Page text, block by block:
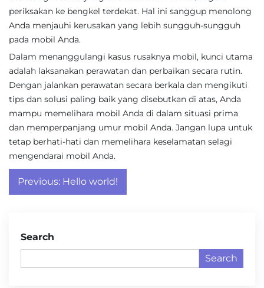
periksakan ke bengkel terdekat. Hal ini sanggup menolong
Anda menjauhi kerusakan yang lebih sungguh-sungguh
pada mobil Anda.
Dalam menanggulangi kasus rusaknya mobil, kunci utama
adalah laksanakan perawatan dan perbaikan secara rutin.
Dengan jalankan perawatan secara berkala dan mengikuti
tips dan solusi paling baik yang disebutkan di atas, Anda
mampu memelihara mobil Anda di dalam situasi prima
dan memperpanjang umur mobil Anda. Jangan lupa untuk
tetap berhati-hati dan memelihara keselamatan selagi
mengendarai mobil Anda.
Post
navigation
Previous: Hello world!
Search
Search